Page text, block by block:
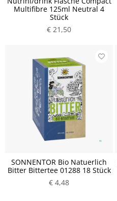
Multifibre 125ml Neutral 4
Stück
€ 21,50
SONNENTOR Bio Natuerlich
Bitter Bittertee 01288 18 Stück
€ 4,48